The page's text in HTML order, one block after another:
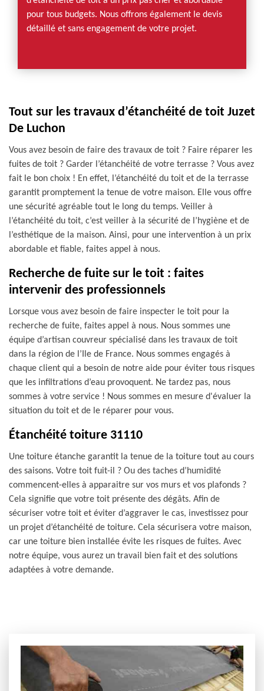
pour tous budgets. Nous offrons également le devis
détaillé et sans engagement de votre projet.
Tout sur les travaux d’étanchéité de toit Juzet
De Luchon
Vous avez besoin de faire des travaux de toit ? Faire réparer les
fuites de toit ? Garder l’étanchéité de votre terrasse ? Vous avez
fait le bon choix ! En effet, l’étanchéité du toit et de la terrasse
garantit promptement la tenue de votre maison. Elle vous offre
une sécurité agréable tout le long du temps. Veiller à
l’étanchéité du toit, c’est veiller à la sécurité de l’hygiène et de
l’esthétique de la maison. Ainsi, pour une intervention à un prix
abordable et fiable, faites appel à nous.
Recherche de fuite sur le toit : faites
intervenir des professionnels
Lorsque vous avez besoin de faire inspecter le toit pour la
recherche de fuite, faites appel à nous. Nous sommes une
équipe d’artisan couvreur spécialisé dans les travaux de toit
dans la région de l’Ile de France. Nous sommes engagés à
chaque client qui a besoin de notre aide pour éviter tous risques
que les infiltrations d’eau provoquent. Ne tardez pas, nous
sommes à votre service ! Nous sommes en mesure d'évaluer la
situation du toit et de le réparer pour vous.
Étanchéité toiture 31110
Une toiture étanche garantit la tenue de la toiture tout au cours
des saisons. Votre toit fuit-il ? Ou des taches d’humidité
commencent-elles à apparaitre sur vos murs et vos plafonds ?
Cela signifie que votre toit présente des dégâts. Afin de
sécuriser votre toit et éviter d’aggraver le cas, investissez pour
un projet d’étanchéité de toiture. Cela sécurisera votre maison,
car une toiture bien installée évite les risques de fuites. Avec
notre équipe, vous aurez un travail bien fait et des solutions
adaptées à votre demande.